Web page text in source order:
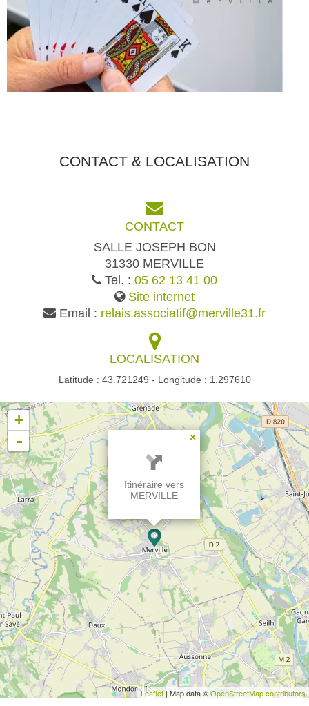
CONTACT & LOCALISATION
CONTACT
SALLE JOSEPH BON
31330 MERVILLE
Tel. : 05 62 13 41 00
Site internet
Email : relais.associatif@merville31.fr
LOCALISATION
Latitude : 43.721249 - Longitude : 1.297610
×
Itinéraire vers
MERVILLE
+
-
Leaflet| Map data ©OpenStreetMap contributors